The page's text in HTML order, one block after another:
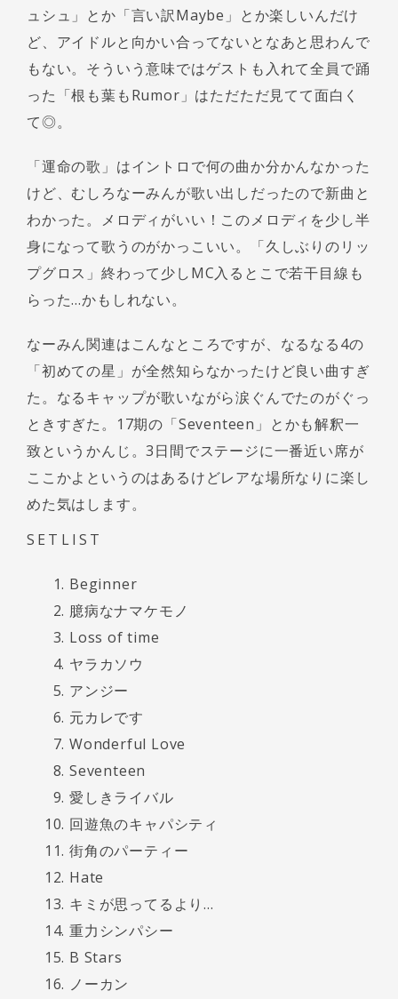
ュシュ」とか「言い訳Maybe」とか楽しいんだけ
ど、アイドルと向かい合ってないとなあと思わんで
もない。そういう意味ではゲストも入れて全員で踊
った「根も葉もRumor」はただただ見てて面白く
て◎。
「運命の歌」はイントロで何の曲か分かんなかった
けど、むしろなーみんが歌い出しだったので新曲と
わかった。メロディがいい！このメロディを少し半
身になって歌うのがかっこいい。「久しぶりのリッ
プグロス」終わって少しMC入るとこで若干目線も
らった…かもしれない。
なーみん関連はこんなところですが、なるなる4の
「初めての星」が全然知らなかったけど良い曲すぎ
た。なるキャップが歌いながら涙ぐんでたのがぐっ
ときすぎた。17期の「Seventeen」とかも解釈一
致というかんじ。3日間でステージに一番近い席が
ここかよというのはあるけどレアな場所なりに楽し
めた気はします。
SETLIST
Beginner
臆病なナマケモノ
Loss of time
ヤラカソウ
アンジー
元カレです
Wonderful Love
Seventeen
愛しきライバル
回遊魚のキャパシティ
街角のパーティー
Hate
キミが思ってるより…
重力シンパシー
B Stars
ノーカン